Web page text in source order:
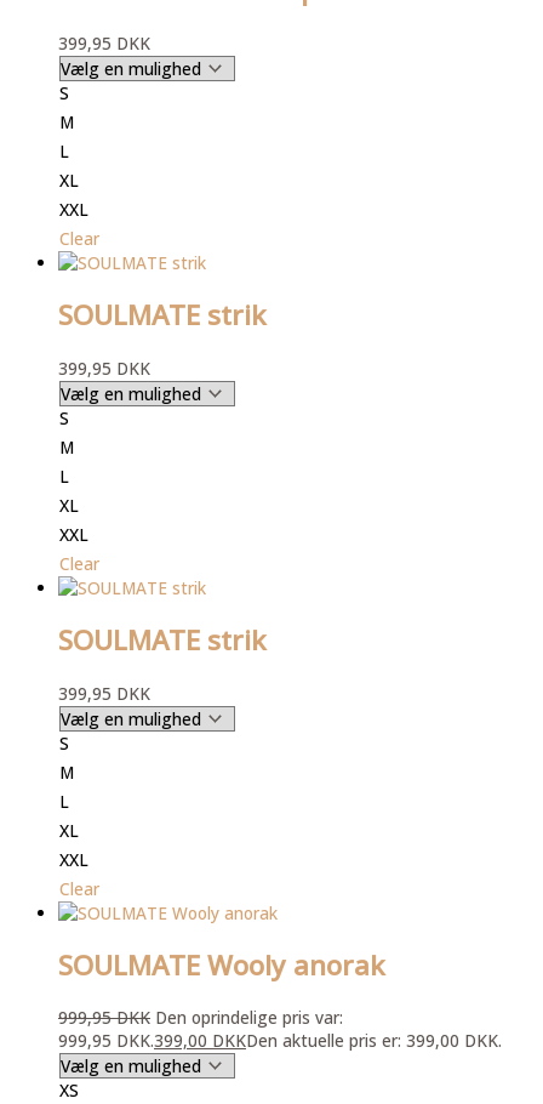
399,95 DKK
S
M
L
XL
XXL
Clear
SOULMATE strik
399,95 DKK
S
M
L
XL
XXL
Clear
SOULMATE strik
399,95 DKK
S
M
L
XL
XXL
Clear
SOULMATE Wooly anorak
999,95DKK Den oprindelige pris var:
999,95 DKK.399,00 DKKDen aktuelle pris er: 399,00 DKK.
XS